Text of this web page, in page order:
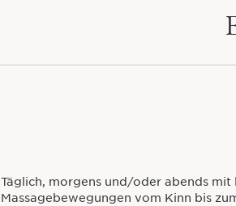
Täglich, morgens und/oder abends mit
Massagebewegungen vom Kinn bis